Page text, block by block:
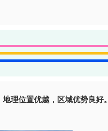
地理位置优越，区域优势良好。